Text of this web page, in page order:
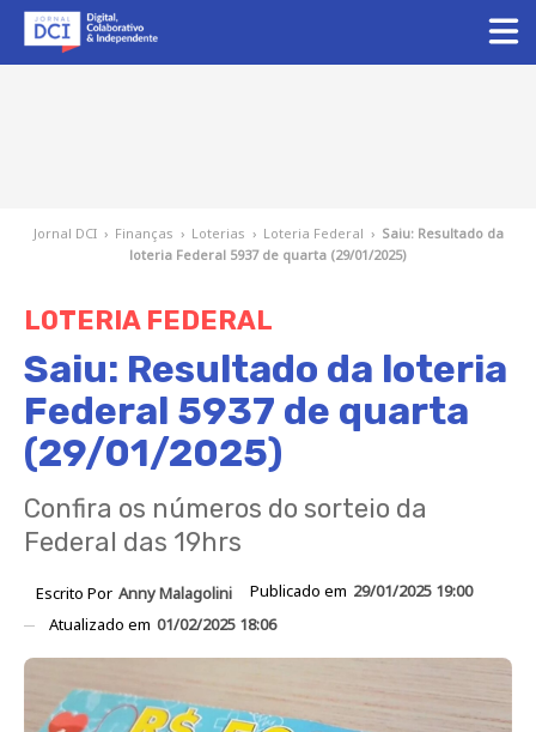
Jornal DCI › Finanças › Loterias › Loteria Federal › Saiu: Resultado da
loteria Federal 5937 de quarta (29/01/2025)
LOTERIA FEDERAL
Saiu: Resultado da loteria
Federal 5937 de quarta
(29/01/2025)
Confira os números do sorteio da
Federal das 19hrs
Escrito Por Anny Malagolini Publicado em 29/01/2025 19:00
Atualizado em 01/02/2025 18:06